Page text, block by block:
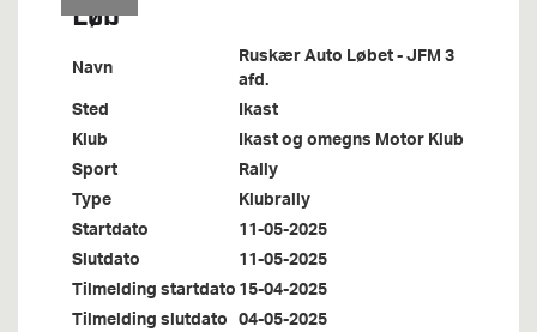
Løb
Navn Ruskær Auto Løbet - JFM 3
afd.
Sted
Ikast
Klub
Ikast og omegns Motor Klub
Sport
Rally
Type
Klubrally
Startdato
11-05-2025
Slutdato
11-05-2025
Tilmelding startdato15-04-2025
Tilmelding slutdato 04-05-2025